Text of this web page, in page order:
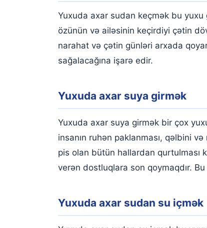
Yuxuda axar sudan keçmək bu
özünün və ailəsinin keçirdiyi çətin
narahat və çətin günləri arxada
sağalacağına işarə edir.
Yuxuda axar suya girmək
Yuxuda axar suya girmək bir çox
insanın ruhən paklanması, qəlbini
pis olan bütün hallardan qurtulması
verən dostluqlara son qoymaqdır.
Yuxuda axar sudan su içmək